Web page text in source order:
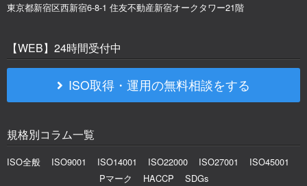
東京都新宿区西新宿6-8-1 住友不動産新宿オークタワー21階
【WEB】24時間受付中
ISO取得・運用の無料相談をする
規格別コラム一覧
ISO全般 ISO9001 ISO14001 ISO22000 ISO27001
ISO45001
Pマーク
HACCP SDGs